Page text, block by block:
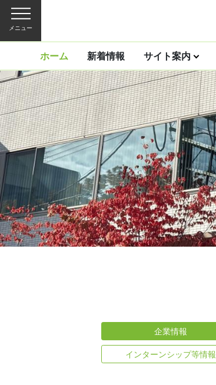
メニュー
ホーム 新着情報 サイト案内
企業情報
インターンシップ等情報